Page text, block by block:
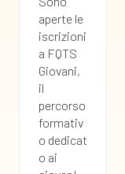
aperte le
iscrizioni
a FQTS
Giovani,
il
percorso
formativ
o dedicat
o ai